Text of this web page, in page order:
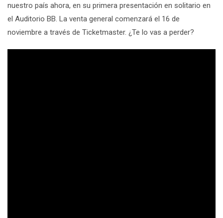
nuestro país ahora, en su primera presentación en solitario en
el Auditorio BB. La venta general comenzará el 16 de
noviembre a través de Ticketmaster. ¿Te lo vas a perder?